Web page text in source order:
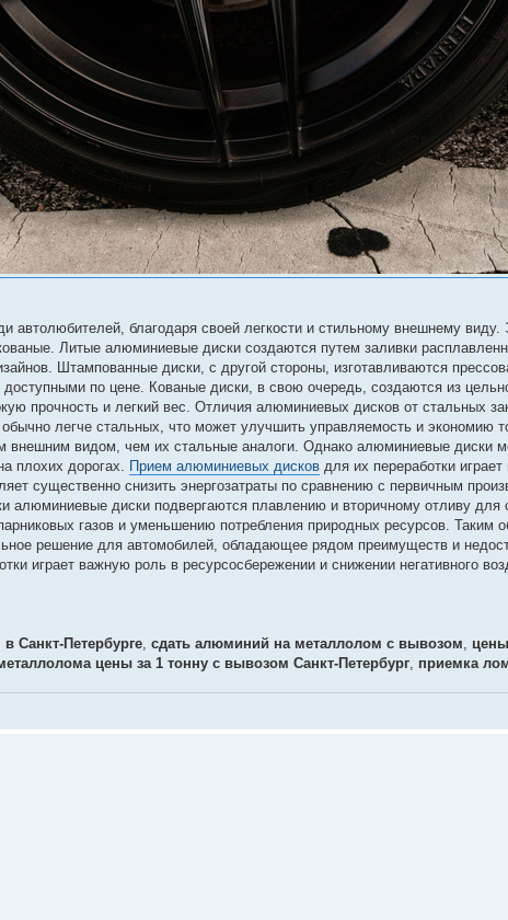
благодаря своей легкости и стильному внешнему виду.
Литые алюминиевые диски создаются путем заливки
Штампованные диски, с другой стороны, изготавливаются
по цене. Кованые диски, в свою очередь, создаются из
прочность и легкий вес. Отличия алюминиевых дисков от стальных
легче стальных, что может улучшить управляемость и экономию
видом, чем их стальные аналоги. Однако алюминиевые диски
плохих дорогах. Прием алюминиевых дисков для их переработки
существенно снизить энергозатраты по сравнению с первичным
алюминиевые диски подвергаются плавлению и вторичному отливу для
газов и уменьшению потребления природных ресурсов. Таким
решение для автомобилей, обладающее рядом преимуществ и
играет важную роль в ресурсосбережении и снижении негативного
Санкт-Петербурге сдать алюминий на металлолом с вывозом
цены за 1 тонну с вывозом Санкт-Петербург приемка